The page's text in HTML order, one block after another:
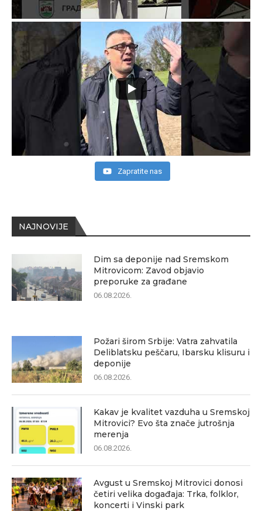
NAJNOVIJE
Dim sa deponije nad Sremskom
Mitrovicom: Zavod objavio
preporuke za građane
06.08.2026.
Požari širom Srbije: Vatra zahvatila
Deliblatsku peščaru, Ibarsku klisuru i
deponije
06.08.2026.
Kakav je kvalitet vazduha u Sremskoj
Mitrovici? Evo šta znače jutrošnja
merenja
06.08.2026.
Avgust u Sremskoj Mitrovici donosi
četiri velika događaja: Trka, folklor,
koncerti i Vinski park
Zapratite nas